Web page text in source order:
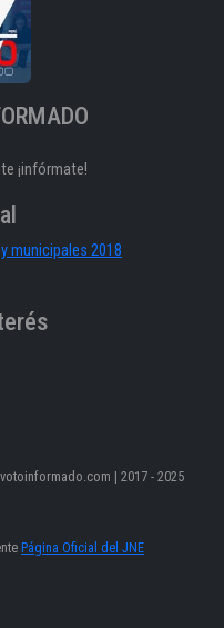
¡infórmate!
municipales 2018
| 2017 - 2025
Página Oficial del JNE